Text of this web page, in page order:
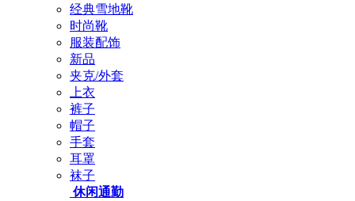
经典雪地靴
时尚靴
服装配饰
新品
夹克/外套
上衣
裤子
帽子
手套
耳罩
袜子
休闲通勤